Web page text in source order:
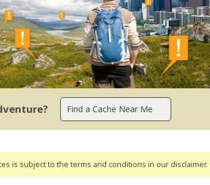
is subject to the terms and conditions in our disclaimer.